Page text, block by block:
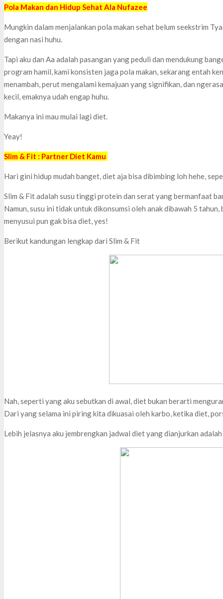
Pola Makan dan Hidup Sehat Ala Nufazee
Mungkin dalam menjalankan pola makan sehat belum seekstrim
dengan nasi huhu.
Tapi aku dan Aa adalah pasangan yang peduli dan mendukung
program hamil, kami konsisten jaga pola makan, sekarang entah
menambah, perut mengalami kemajuan yang signifikan, dan
kecil, emaknya udah engap huhu.
Makanya ini mau mulai lagi diet.
Yeay!
Slim & Fit : Partner Diet Kamu
Hari gini hidup mudah banget, diet aja bisa dibimbing loh hehe,
Slim & Fit adalah susu tinggi protein dan serat yang bermanfaat
Namun, susu ini tidak untuk dikonsumsi oleh anak dibawah 5
menyusui pun gak bisa diet, yes!
Berikut kandungan lengkap dari Slim & Fit
Nah, seperti yang aku sebutkan di awal, diet bukan berarti
Dari yang selama ini piring kita dikuasai oleh karbo, ketika diet,
Lebih jelasnya aku jembrengkan jadwal diet yang dianjurkan